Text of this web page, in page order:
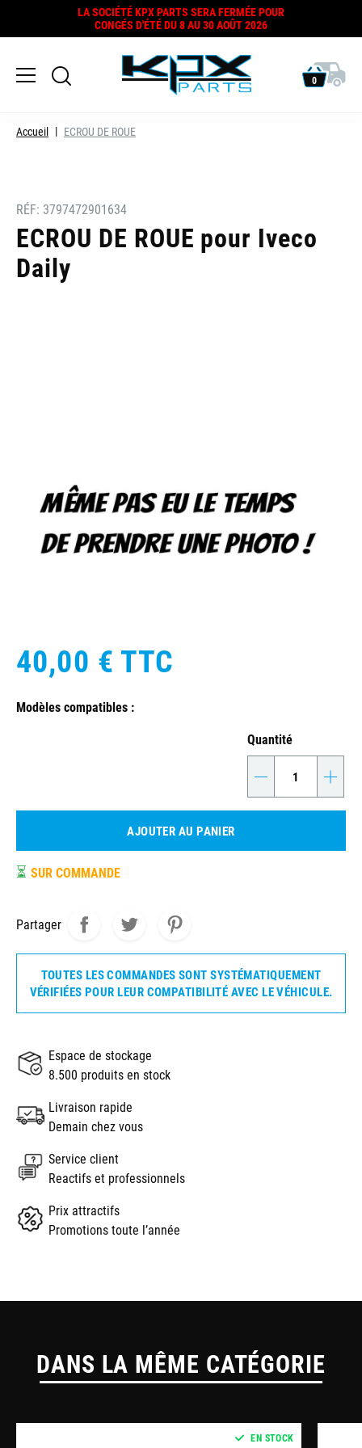
LA SOCIÉTÉ KPX PARTS SERA FERMÉE POUR
CONGÉS D'ÉTÉ DU 8 AU 30 AOÛT 2026
0
Accueil ECROU DE ROUE
RÉF: 3797472901634
ECROU DE ROUE pour Iveco
Daily
40,00 € TTC
Modèles compatibles :
Quantité
- +
AJOUTER AU PANIER
⏳ SUR COMMANDE
Partager
TOUTES LES COMMANDES SONT SYSTÉMATIQUEMENT
VÉRIFIÉES POUR LEUR COMPATIBILITÉ AVEC LE VÉHICULE.
Espace de stockage
8.500 produits en stock
Livraison rapide
Demain chez vous
Service client
Reactifs et professionnels
Prix attractifs
Promotions toute l’année
DANS LA MÊME CATÉGORIE
EN STOCK